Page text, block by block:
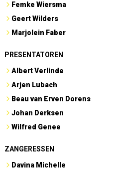
Femke Wiersma
Geert Wilders
Marjolein Faber
PRESENTATOREN
Albert Verlinde
Arjen Lubach
Beau van Erven Dorens
Johan Derksen
Wilfred Genee
ZANGERESSEN
Davina Michelle